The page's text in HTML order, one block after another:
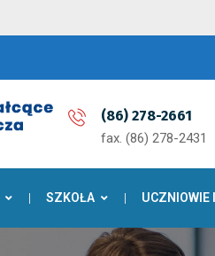
(86) 278-2661
fax. (86) 278-2431
SZKOŁA UCZNIOWIE